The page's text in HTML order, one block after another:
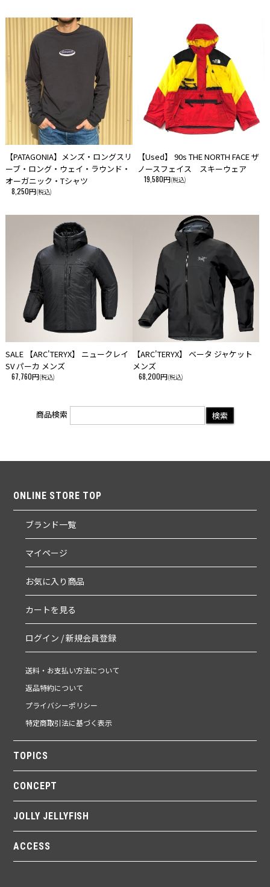
【PATAGONIA】メンズ・ロングスリ
ーブ・ロング・ウェイ・ラウンド・
オーガニック・Tシャツ
8,250円(税込)
【Used】 90s THE NORTH FACE ザ
ノースフェイス スキーウェア
19,580円(税込)
SALE 【ARC'TERYX】 ニュークレイ
SV パーカ メンズ
67,760円(税込)
【ARC'TERYX】 ベータ ジャケット
メンズ
68,200円(税込)
商品検索
ONLINE STORE TOP
ブランド一覧
マイページ
お気に入り商品
カートを見る
ログイン / 新規会員登録
送料・お支払い方法について
返品特約について
プライバシーポリシー
特定商取引法に基づく表示
TOPICS
CONCEPT
JOLLY JELLYFISH
ACCESS